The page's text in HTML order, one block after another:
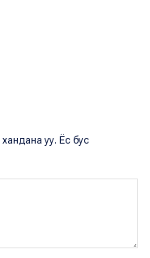
хандана уу. Ёс бус